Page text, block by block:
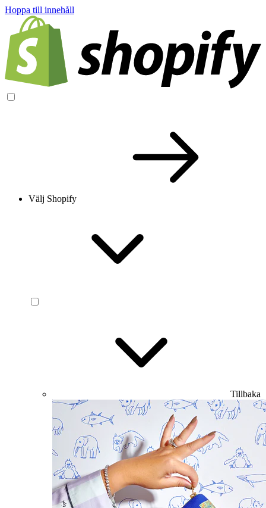
Hoppa till innehåll
Välj Shopify
Tillbaka